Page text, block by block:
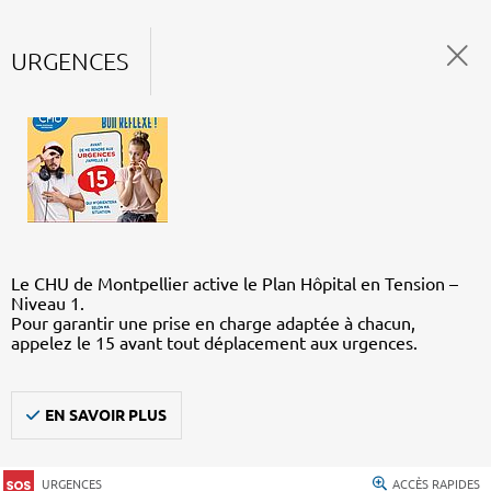
URGENCES
Le CHU de Montpellier active le Plan Hôpital en Tension –
Niveau 1.
Pour garantir une prise en charge adaptée à chacun,
appelez le 15 avant tout déplacement aux urgences.
EN SAVOIR PLUS
URGENCES ACCÈS RAPIDES